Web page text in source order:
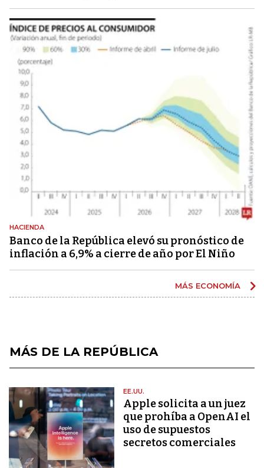
HACIENDA
Banco de la República elevó su pronóstico de
inflación a 6,9% a cierre de año por El Niño
MÁS ECONOMÍA
MÁS DE LA REPÚBLICA
EE.UU.
Apple solicita a un juez
que prohíba a OpenAI el
uso de supuestos
secretos comerciales